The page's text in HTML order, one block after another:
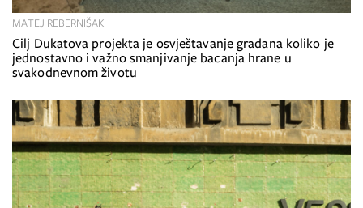
Cilj Dukatova projekta je osvještavanje građana koliko je
jednostavno i važno smanjivanje bacanja hrane u
svakodnevnom životu
MATEJ REBERNIŠAK